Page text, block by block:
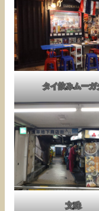
タイ飲みムーガ
文殊